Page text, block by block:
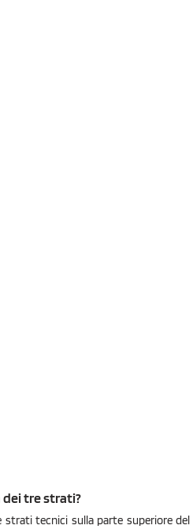
dei tre strati?
tecnici sulla parte superiore